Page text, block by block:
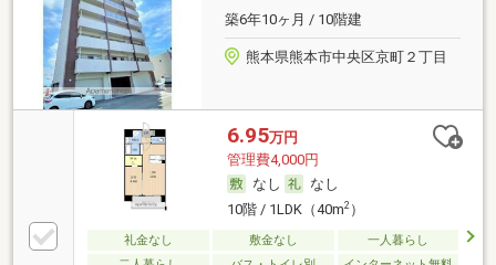
築6年10ヶ月 / 10階建
熊本県熊本市中央区京町２丁目
6.95万円
管理費4,000円
なし
なし
10階 / 1LDK（40m2）
礼金なし 敷金なし
一人暮らし